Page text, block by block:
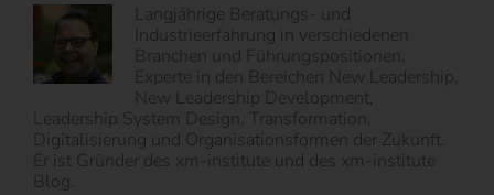
Langjährige Beratungs- und
Industrieerfahrung in verschiedenen
Branchen und Führungspositionen.
Experte in den Bereichen New Leadership,
New Leadership Development,
Leadership System Design, Transformation,
Digitalisierung und Organisationsformen der Zukunft.
Er ist Gründer des xm-institute und des xm-institute
Blog.